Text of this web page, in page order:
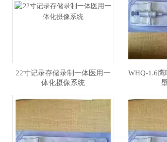
22寸记录存储录制一体医用一
体化摄像系统
WHQ-1.6